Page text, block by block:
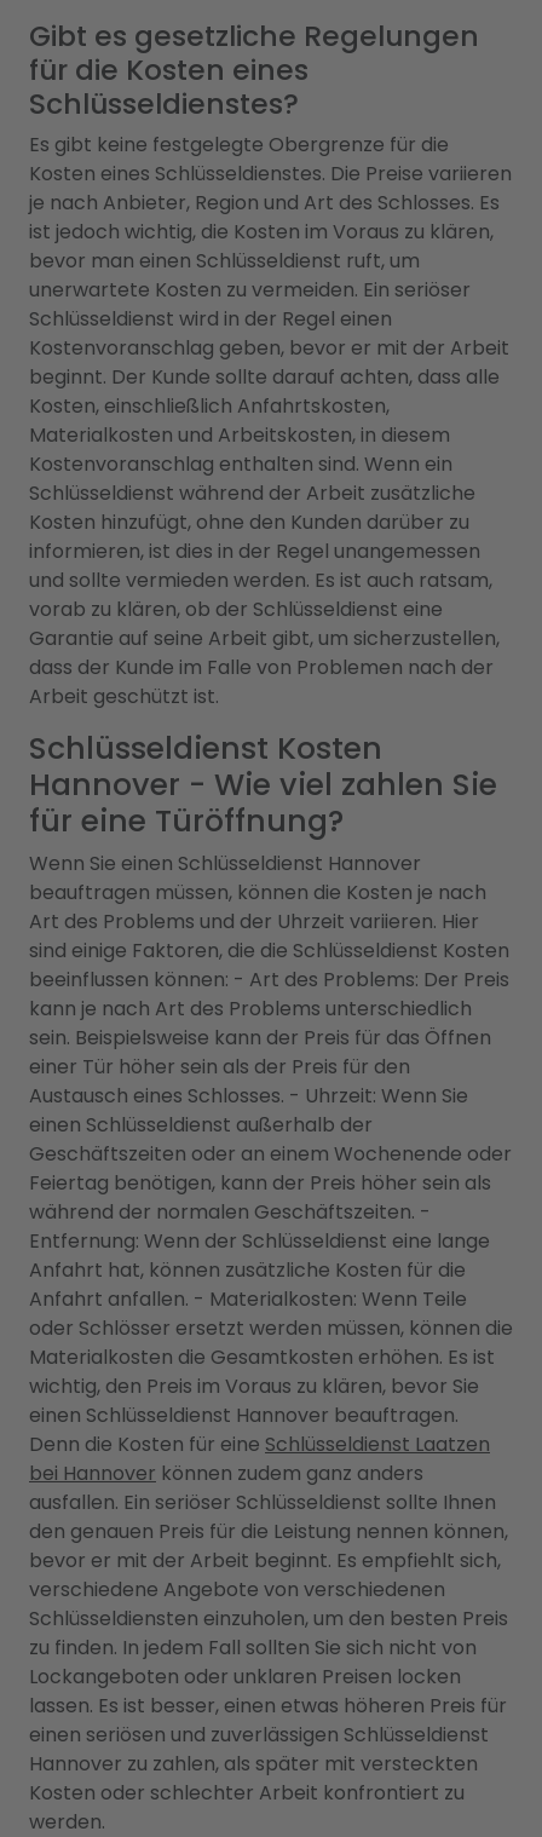
Gibt es gesetzliche Regelungen
für die Kosten eines
Schlüsseldienstes?
Es gibt keine festgelegte Obergrenze für die
Kosten eines Schlüsseldienstes. Die Preise variieren
je nach Anbieter, Region und Art des Schlosses. Es
ist jedoch wichtig, die Kosten im Voraus zu klären,
bevor man einen Schlüsseldienst ruft, um
unerwartete Kosten zu vermeiden. Ein seriöser
Schlüsseldienst wird in der Regel einen
Kostenvoranschlag geben, bevor er mit der Arbeit
beginnt. Der Kunde sollte darauf achten, dass alle
Kosten, einschließlich Anfahrtskosten,
Materialkosten und Arbeitskosten, in diesem
Kostenvoranschlag enthalten sind. Wenn ein
Schlüsseldienst während der Arbeit zusätzliche
Kosten hinzufügt, ohne den Kunden darüber zu
informieren, ist dies in der Regel unangemessen
und sollte vermieden werden. Es ist auch ratsam,
vorab zu klären, ob der Schlüsseldienst eine
Garantie auf seine Arbeit gibt, um sicherzustellen,
dass der Kunde im Falle von Problemen nach der
Arbeit geschützt ist.
Schlüsseldienst Kosten
Hannover - Wie viel zahlen Sie
für eine Türöffnung?
Wenn Sie einen Schlüsseldienst Hannover
beauftragen müssen, können die Kosten je nach
Art des Problems und der Uhrzeit variieren. Hier
sind einige Faktoren, die die Schlüsseldienst Kosten
beeinflussen können: - Art des Problems: Der Preis
kann je nach Art des Problems unterschiedlich
sein. Beispielsweise kann der Preis für das Öffnen
einer Tür höher sein als der Preis für den
Austausch eines Schlosses. - Uhrzeit: Wenn Sie
einen Schlüsseldienst außerhalb der
Geschäftszeiten oder an einem Wochenende oder
Feiertag benötigen, kann der Preis höher sein als
während der normalen Geschäftszeiten. -
Entfernung: Wenn der Schlüsseldienst eine lange
Anfahrt hat, können zusätzliche Kosten für die
Anfahrt anfallen. - Materialkosten: Wenn Teile
oder Schlösser ersetzt werden müssen, können die
Materialkosten die Gesamtkosten erhöhen. Es ist
wichtig, den Preis im Voraus zu klären, bevor Sie
einen Schlüsseldienst Hannover beauftragen.
Denn die Kosten für eine Schlüsseldienst Laatzen
bei Hannover können zudem ganz anders
ausfallen. Ein seriöser Schlüsseldienst sollte Ihnen
den genauen Preis für die Leistung nennen können,
bevor er mit der Arbeit beginnt. Es empfiehlt sich,
verschiedene Angebote von verschiedenen
Schlüsseldiensten einzuholen, um den besten Preis
zu finden. In jedem Fall sollten Sie sich nicht von
Lockangeboten oder unklaren Preisen locken
lassen. Es ist besser, einen etwas höheren Preis für
einen seriösen und zuverlässigen Schlüsseldienst
Hannover zu zahlen, als später mit versteckten
Kosten oder schlechter Arbeit konfrontiert zu
werden.